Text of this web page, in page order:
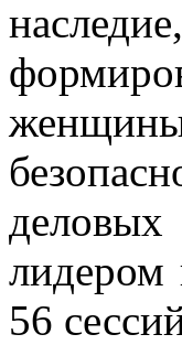
женщины
лидером
56